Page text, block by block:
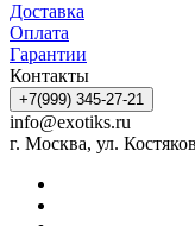
Доставка
Оплата
Гарантии
Контакты
+7(999) 345-27-21
info@exotiks.ru
г. Москва, ул.